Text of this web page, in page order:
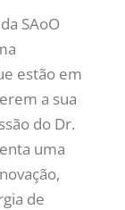
SAoO
estão em
a sua
do Dr.
uma
de